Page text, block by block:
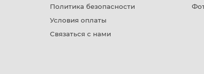
Политика безопасности
Условия оплаты
Связаться с нами